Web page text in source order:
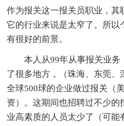
作为报关这一报关员职业，其
它的行业来说是太窄了。所以
有很好的前景。
本人从99年从事报关业
了很多地方，（珠海、东莞、
全球500球的企业做过报关（
资）。这期间也招聘过不少的
业高素质的人员太少了（可能